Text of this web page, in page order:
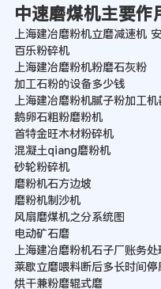
中速磨煤机主要作
上海建冶磨粉机立磨减速机
百乐粉碎机
上海建冶磨粉机粉磨石灰粉
加工石粉的设备多少钱
上海建冶磨粉机腻子粉加工
鹅卵石粗粉磨粉机
首特金旺木材粉碎机
混凝土qiang磨粉机
砂轮粉碎机
磨粉机石方边坡
磨粉机制沙机
风扇磨煤机之分系统图
电动矿石磨
上海建冶磨粉机石子厂账务处
莱歇立磨喂料断后多长时间停
烘干兼粉磨辊式磨